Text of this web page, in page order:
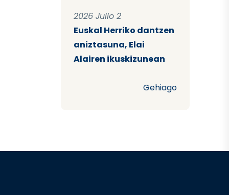
2026 Julio 2
Euskal Herriko dantzen
aniztasuna, Elai
Alairen ikuskizunean
Gehiago